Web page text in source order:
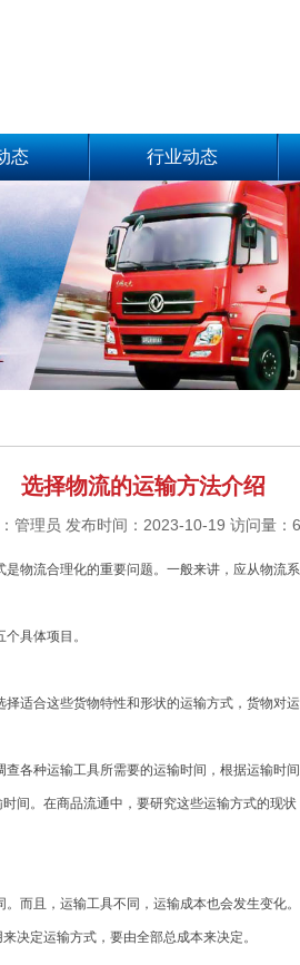
态 行业动态
选择物流的运输方法介绍
管理员 发布时间：2023-10-19 访问量：
物流合理化的重要问题。一般来讲，应从物流
具体项目。
适合这些货物特性和形状的运输方式，货物对运
各种运输工具所需要的运输时间，根据运输时
间。在商品流通中，要研究这些运输方式的现
而且，运输工具不同，运输成本也会发生变化
决定运输方式，要由全部总成本来决定。